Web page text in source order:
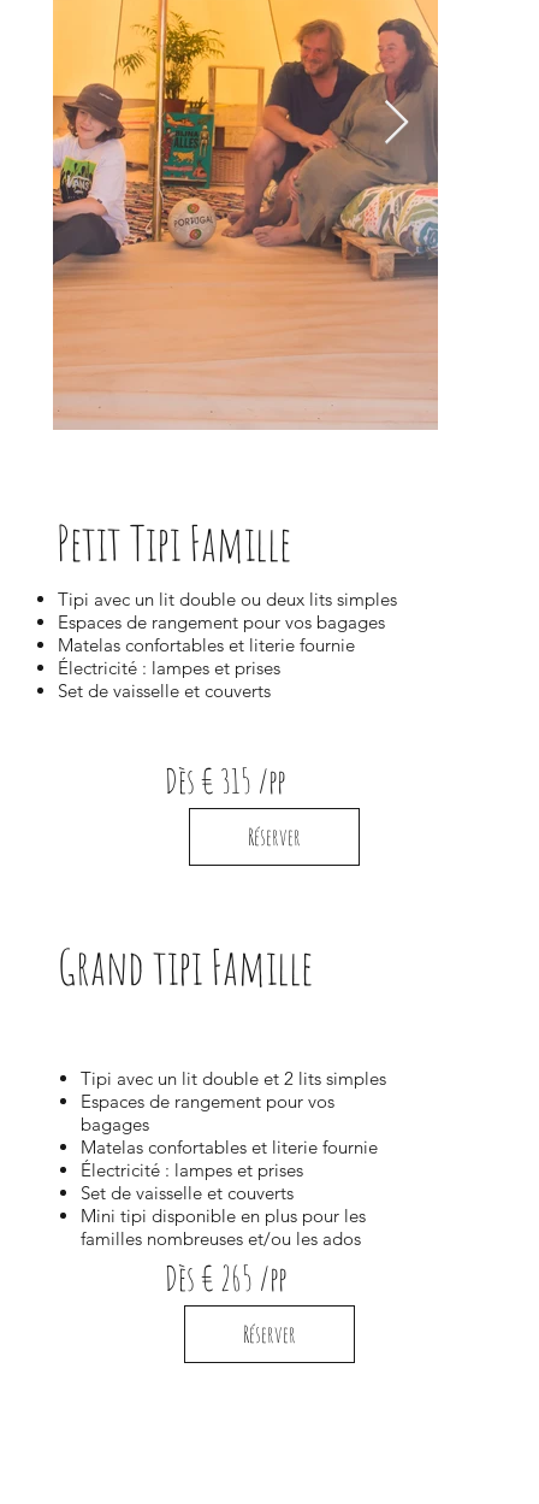
Petit Tipi Famille
Tipi avec un lit double et 2 lits simples
Espaces de rangement pour vos
bagages
Matelas confortables et literie fournie
Électricité : lampes et prises
Set de vaisselle et couverts
Mini tipi disponible en plus pour les
familles nombreuses et/ou les ados
Réserver
Dès € 265 /pp
Tipi avec un lit double ou deux lits simples
Espaces de rangement pour vos bagages
Matelas confortables et literie fournie
Électricité : lampes et prises
Set de vaisselle et couverts
Réserver
Dès € 315 /pp
Grand tipi Famille